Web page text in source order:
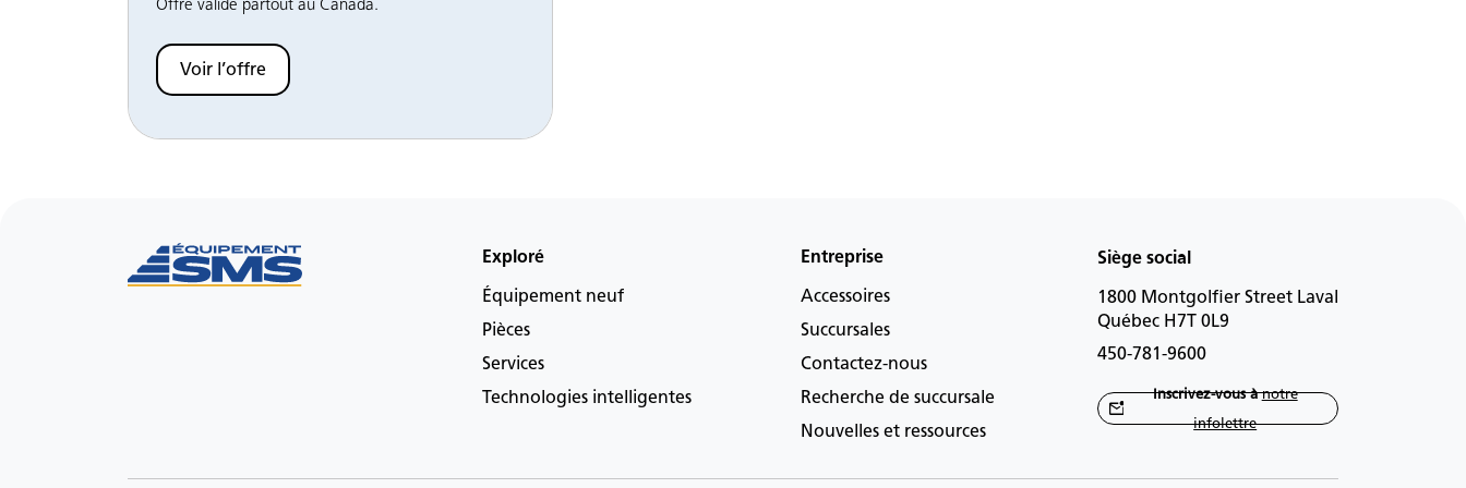
Offre valide partout au Canada.
Voir l’offre
Exploré
Équipement neuf
Pièces
Services
Technologies intelligentes
Entreprise
Accessoires
Succursales
Contactez-nous
Recherche de succursale
Nouvelles et ressources
Siège social
1800 Montgolfier Street Laval
Québec H7T 0L9
450-781-9600
Inscrivez-vous ànotre
infolettre